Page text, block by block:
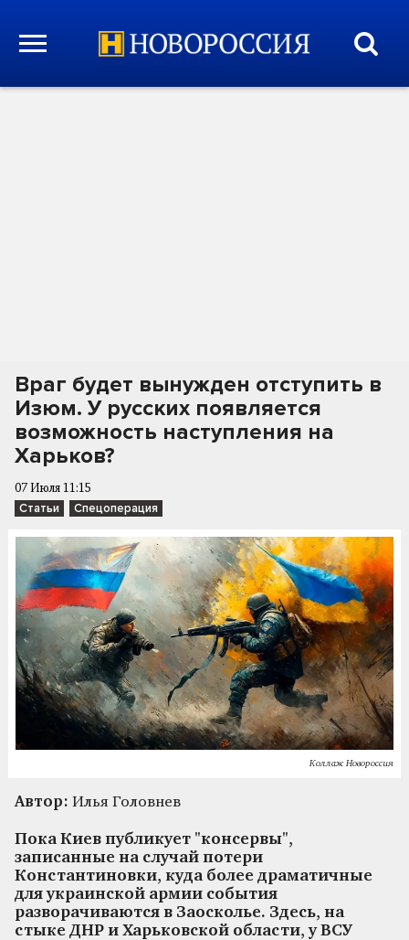
Враг будет вынужден отступить в
Изюм. У русских появляется
возможность наступления на
Харьков?
07 Июля 11:15
Статьи Спецоперация
Коллаж Новороссия
Автор: Илья Головнев
Пока Киев публикует "консервы",
записанные на случай потери
Константиновки, куда более драматичные
для украинской армии события
разворачиваются в Заосколье. Здесь, на
стыке ДНР и Харьковской области, у ВСУ